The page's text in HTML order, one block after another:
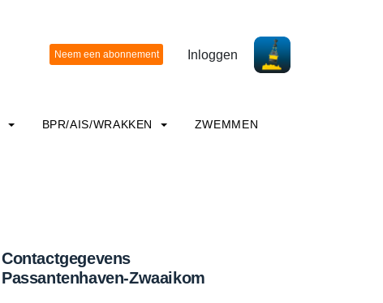
Inloggen
BPR/AIS/WRAKKEN ZWEMMEN
Contactgegevens
Passantenhaven-Zwaaikom